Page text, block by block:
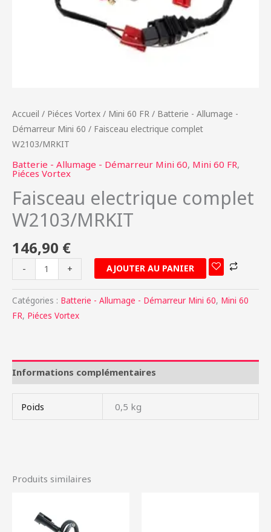
Accueil / Piéces Vortex / Mini 60 FR / Batterie - Allumage -
Démarreur Mini 60 / Faisceau electrique complet
W2103/MRKIT
Batterie - Allumage - Démarreur Mini 60, Mini 60 FR,
Piéces Vortex
Faisceau electrique complet
W2103/MRKIT
146,90 €
- + AJOUTER AU PANIER
Catégories : Batterie - Allumage - Démarreur Mini 60, Mini 60
FR, Piéces Vortex
Informations complémentaires
Poids 0,5 kg
Produits similaires